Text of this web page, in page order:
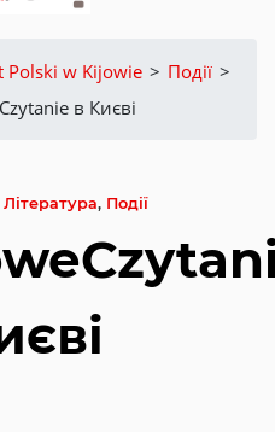
Polski w Kijowie > Події >
в Києві
Література, Події